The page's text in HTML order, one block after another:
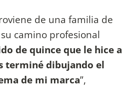
de una familia de
camino profesional
de quince que le hice a
terminé dibujando el
de mi marca”,